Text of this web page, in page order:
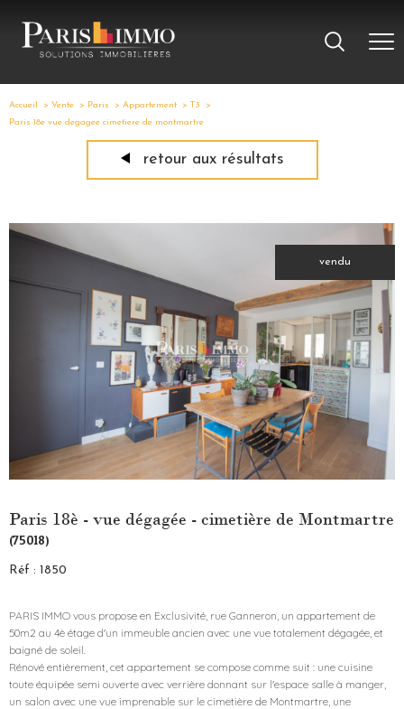
Accueil Vente Paris Appartement T3
Paris 18e vue degagee cimetiere de montmartre
retour aux résultats
vendu
Paris 18è - vue dégagée - cimetière de Montmartre
(75018)
Réf : 1850
PARIS IMMO vous propose en Exclusivité, rue Ganneron, un appartement de
50m2 au 4è étage d'un immeuble ancien avec une vue totalement dégagée, et
baigné de soleil.
Rénové entièrement, cet appartement se compose comme suit : une cuisine
toute équipée semi ouverte avec verrière donnant sur l'espace salle à manger,
un salon avec une vue imprenable sur le cimetière de Montmartre, une